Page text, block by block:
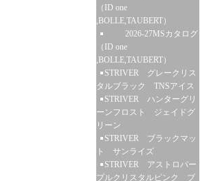
（ID one
,BOLLE,TAUBERT）
2026-27MSカタログ
（ID one
,BOLLE,TAUBERT）
STRIVER グレークリス
タルブラック TNSアイス
STRIVER ハンターグリ
ーンフロスト ジェイドグ
リーン
STRIVER ブラックマッ
ト サンライズ
STRIVER アストロパー
プルクリスタルピンク ブ